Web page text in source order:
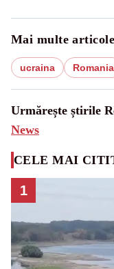
Mai multe
ucraina Romania
Urmărește știrile
News
CELE MAI
1